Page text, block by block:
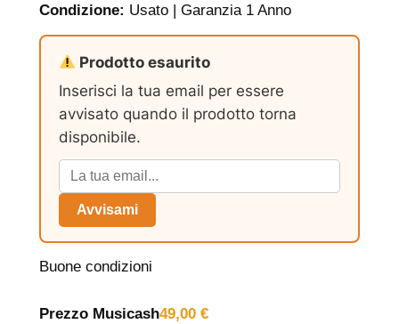
Condizione: Usato | Garanzia 1 Anno
Prodotto esaurito
Inserisci la tua email per essere
avvisato quando il prodotto torna
disponibile.
Avvisami
Buone condizioni
Prezzo Musicash49,00 €